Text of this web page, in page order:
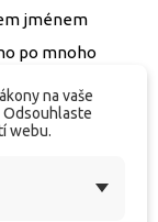
jménem
po mnoho
na
v Anglii pod
na vaše
Odsouhlaste
webu.